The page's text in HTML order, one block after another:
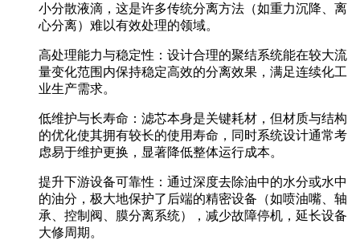
小分散液滴，这是许多传统分离方法（如重力沉降、离
心分离）难以有效处理的领域。
高处理能力与稳定性 ：设计合理的聚结系统能在较大流
量变化范围内保持稳定高效的分离效果 ，满足连续化工
业生产需求。
低维护与长寿命 ：滤芯本身是关键耗材，但材质与结构
的优化使其拥有较长的使用寿命，同时系统设计通常考
虑易于维护更换，显著降低整体运行成本。
提升下游设备可靠性 ：通过深度去除油中的水分或水中
的油分，极大地保护了后端的精密设备（如喷油嘴、轴
承、控制阀、膜分离系统），减少故障停机，延长设备
大修周期。